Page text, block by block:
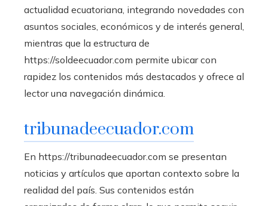
actualidad ecuatoriana, integrando novedades con
asuntos sociales, económicos y de interés general,
mientras que la estructura de
https://soldeecuador.com permite ubicar con
rapidez los contenidos más destacados y ofrece al
lector una navegación dinámica.
tribunadeecuador.com
En https://tribunadeecuador.com se presentan
noticias y artículos que aportan contexto sobre la
realidad del país. Sus contenidos están